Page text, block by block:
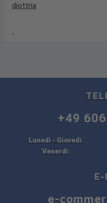
diottria
+49
Lunedì - Giovedì:
Venerdì:
e-